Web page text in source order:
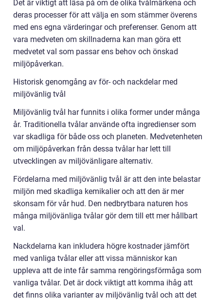
Det är viktigt att läsa på om de olika tvålmärkena och
deras processer för att välja en som stämmer överens
med ens egna värderingar och preferenser. Genom att
vara medveten om skillnaderna kan man göra ett
medvetet val som passar ens behov och önskad
miljöpåverkan.
Historisk genomgång av för- och nackdelar med
miljövänlig tvål
Miljövänlig tvål har funnits i olika former under många
år. Traditionella tvålar använde ofta ingredienser som
var skadliga för både oss och planeten. Medvetenheten
om miljöpåverkan från dessa tvålar har lett till
utvecklingen av miljövänligare alternativ.
Fördelarna med miljövänlig tvål är att den inte belastar
miljön med skadliga kemikalier och att den är mer
skonsam för vår hud. Den nedbrytbara naturen hos
många miljövänliga tvålar gör dem till ett mer hållbart
val.
Nackdelarna kan inkludera högre kostnader jämfört
med vanliga tvålar eller att vissa människor kan
uppleva att de inte får samma rengöringsförmåga som
vanliga tvålar. Det är dock viktigt att komma ihåg att
det finns olika varianter av miljövänlig tvål och att det